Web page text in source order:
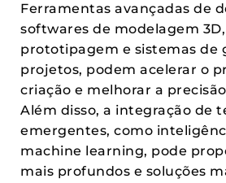
Ferramentas avançadas de
softwares de modelagem
prototipagem e sistemas de
projetos, podem acelerar o
criação e melhorar a
Além disso, a integração de
emergentes, como
machine learning, pode
mais profundos e soluções